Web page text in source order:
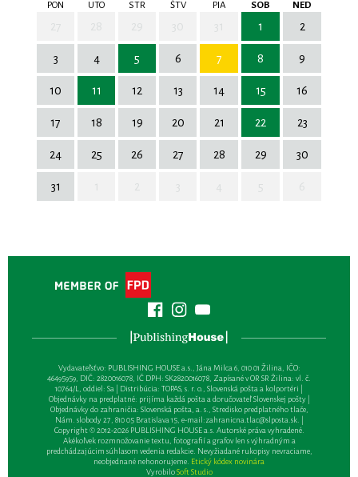
PON UTO STR ŠTV PIA SOB NED
1 2
3 4 5 6 7 8 9
10 11 12 13 14 15 16
17 18 19 20 21 22 23
24 25 26 27 28 29 30
31
Vydavateľsťvo: PUBLISHING HOUSE a.s., Jána Milca 6, 010 01 Žilina, IČO:
46495959, DIČ: 2820016078, IČ DPH: SK2820016078, Zapísané v OR SR Žilina: vl. č.
10764/L, oddiel: Sa | Distribúcia: TOPAS, s. r. o., Slovenská pošta a kolportéri |
Objednávky na predplatné: prijíma každá pošta a doručovateľ Slovenskej pošty |
Objednávky do zahraničia: Slovenská pošta, a. s., Stredisko predplatného tlače,
Nám. slobody 27, 810 05 Bratislava 15, e-mail:zahranicna.tlac@slposta.sk. |
Copyright © 2012-2026 PUBLISHING HOUSE a.s. Autorské práva vyhradené.
Akékoľvek rozmnožovanie textu, fotografií a grafov len s výhradným a
predchádzajúcim súhlasom vedenia redakcie. Nevyžiadané rukopisy nevraciame,
neobjednané nehonorujeme. Etický kódex novinára
VyrobiloSoft Studio